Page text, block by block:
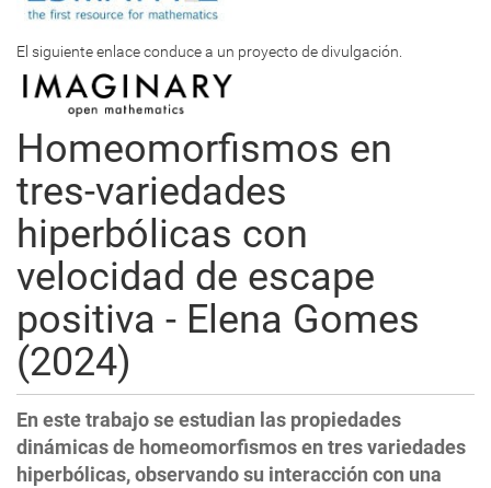
El siguiente enlace conduce a un proyecto de divulgación.
Homeomorfismos en
tres-variedades
hiperbólicas con
velocidad de escape
positiva - Elena Gomes
(2024)
En este trabajo se estudian las propiedades
dinámicas de homeomorfismos en tres variedades
hiperbólicas, observando su interacción con una